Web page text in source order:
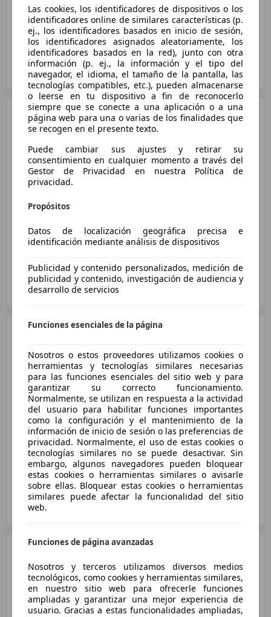
160 kW (218 CV)
MIGUEL LEÓN LAS PALMAS
ES-35014 LAS PALMAS DE GRAN CANARIA
Mercedes-Benz A 250e
€ 20.990
06/2021
GESTICAN AUTOMÓVILES TENERIFE
ES-38639 LAS CHAFIRAS
Mercedes-Benz A 250
€ 22.985
Súperoferta
01/2022 69.969 km
Electro/Gasolina
160 kW (218 CV)
MIGUEL LEÓN LAS PALMAS
ES-35014 LAS PALMAS DE GRAN CANARIA
Mercedes-Benz A 250
€ 23.985
Las cookies, los identificadores de dispositivos o los
identificadores online de similares características (p.
ej., los identificadores basados en inicio de sesión,
los identificadores asignados aleatoriamente, los
identificadores basados en la red), junto con otra
información (p. ej., la información y el tipo del
navegador, el idioma, el tamaño de la pantalla, las
tecnologías compatibles, etc.), pueden almacenarse
o leerse en tu dispositivo a fin de reconocerlo
siempre que se conecte a una aplicación o a una
página web para una o varias de los finalidades que
se recogen en el presente texto.
Puede cambiar sus ajustes y retirar su
consentimiento en cualquier momento a través del
Gestor de Privacidad en nuestra Política de
privacidad.
Propósitos
Datos de localización geográfica precisa e
identificación mediante análisis de dispositivos
Publicidad y contenido personalizados, medición de
publicidad y contenido, investigación de audiencia y
desarrollo de servicios
Funciones esenciales de la página
Nosotros o estos proveedores utilizamos cookies o
herramientas y tecnologías similares necesarias
para las funciones esenciales del sitio web y para
garantizar su correcto funcionamiento.
Normalmente, se utilizan en respuesta a la actividad
del usuario para habilitar funciones importantes
como la configuración y el mantenimiento de la
información de inicio de sesión o las preferencias de
privacidad. Normalmente, el uso de estas cookies o
tecnologías similares no se puede desactivar. Sin
embargo, algunos navegadores pueden bloquear
estas cookies o herramientas similares o avisarle
sobre ellas. Bloquear estas cookies o herramientas
similares puede afectar la funcionalidad del sitio
web.
Funciones de página avanzadas
Nosotros y terceros utilizamos diversos medios
tecnológicos, como cookies y herramientas similares,
en nuestro sitio web para ofrecerle funciones
ampliadas y garantizar una mejor experiencia de
usuario. Gracias a estas funcionalidades ampliadas,